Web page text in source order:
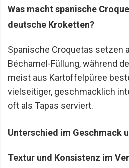
Was macht spanische
deutsche Kroketten?
Spanische Croquetas setzen
Béchamel-Füllung, während
meist aus Kartoffelpüree
vielseitiger, geschmacklich
oft als Tapas serviert.
Unterschied im Geschmack
Textur und Konsistenz im